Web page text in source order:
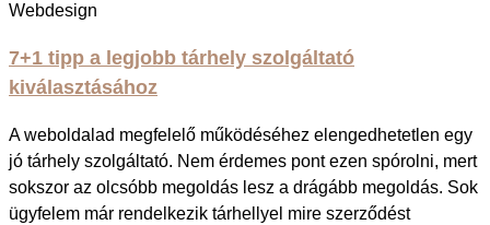
Webdesign
7+1 tipp a legjobb tárhely szolgáltató
kiválasztásához
A weboldalad megfelelő működéséhez elengedhetetlen egy
jó tárhely szolgáltató. Nem érdemes pont ezen spórolni, mert
sokszor az olcsóbb megoldás lesz a drágább megoldás. Sok
ügyfelem már rendelkezik tárhellyel mire szerződést